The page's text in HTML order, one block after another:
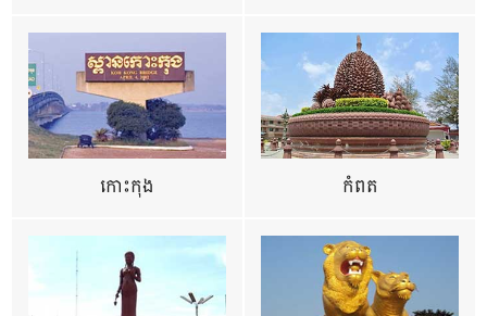
កោះកុង កំពត